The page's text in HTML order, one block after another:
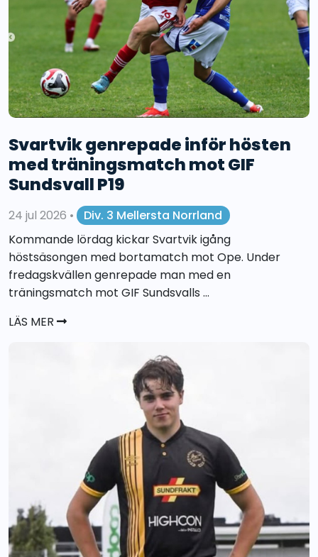
Svartvik genrepade inför hösten
med träningsmatch mot GIF
Sundsvall P19
24 jul 2026 •
Div. 3 Mellersta Norrland
Kommande lördag kickar Svartvik igång
höstsäsongen med bortamatch mot Ope. Under
fredagskvällen genrepade man med en
träningsmatch mot GIF Sundsvalls ...
LÄS MER